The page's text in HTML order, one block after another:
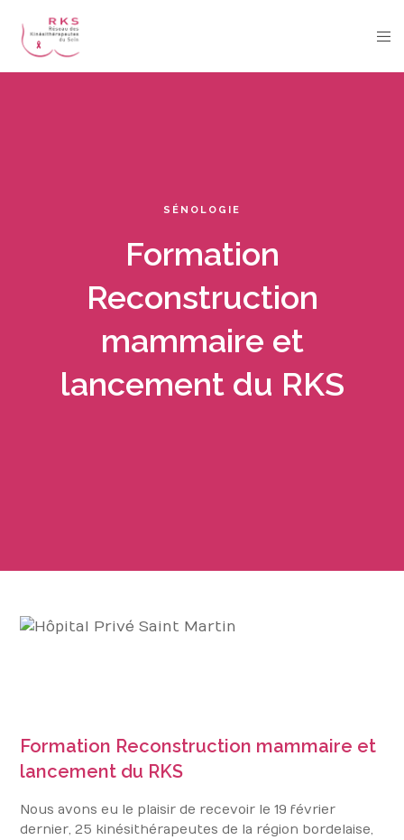
SÉNOLOGIE
Formation
Reconstruction
mammaire et
lancement du RKS
Formation Reconstruction mammaire et
lancement du RKS
Nous avons eu le plaisir de recevoir le 19 février
dernier, 25 kinésithérapeutes de la région bordelaise,